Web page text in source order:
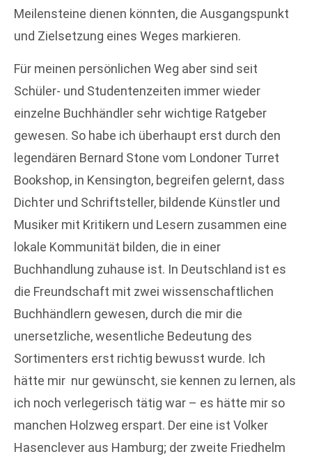
Meilensteine dienen könnten, die Ausgangspunkt
und Zielsetzung eines Weges markieren.
Für meinen persönlichen Weg aber sind seit
Schüler- und Studentenzeiten immer wieder
einzelne Buchhändler sehr wichtige Ratgeber
gewesen. So habe ich überhaupt erst durch den
legendären Bernard Stone vom Londoner Turret
Bookshop, in Kensington, begreifen gelernt, dass
Dichter und Schriftsteller, bildende Künstler und
Musiker mit Kritikern und Lesern zusammen eine
lokale Kommunität bilden, die in einer
Buchhandlung zuhause ist. In Deutschland ist es
die Freundschaft mit zwei wissenschaftlichen
Buchhändlern gewesen, durch die mir die
unersetzliche, wesentliche Bedeutung des
Sortimenters erst richtig bewusst wurde. Ich
hätte mir nur gewünscht, sie kennen zu lernen, als
ich noch verlegerisch tätig war – es hätte mir so
manchen Holzweg erspart. Der eine ist Volker
Hasenclever aus Hamburg; der zweite Friedhelm